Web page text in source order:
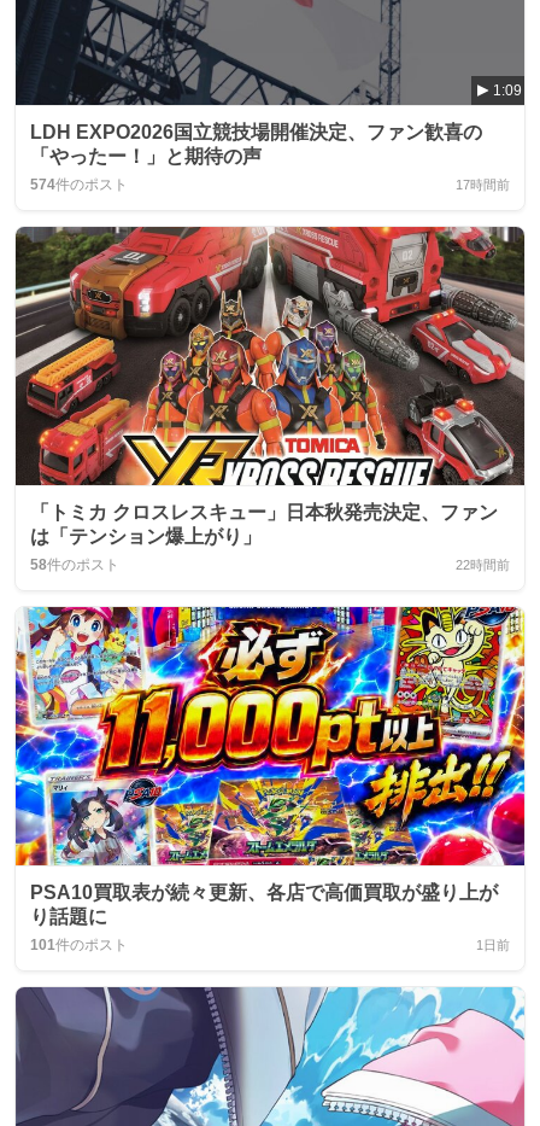
1:09
LDH EXPO2026国立競技場開催決定、ファン歓喜の
「やったー！」と期待の声
574件のポスト 17時間前
「トミカ クロスレスキュー」日本秋発売決定、ファン
は「テンション爆上がり」
58件のポスト 22時間前
PSA10買取表が続々更新、各店で高価買取が盛り上が
り話題に
101件のポスト 1日前